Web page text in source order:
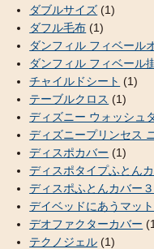
ダブルサイズ (1)
ダフル毛布 (1)
ダンフィル フィベール
ダンフィル フィベール
チャイルドシート (1)
テーブルクロス (1)
ディズニー ウォッシュ
ディズニープリンセス
ディスポカバー (1)
ディスポタイプふとん
ディスポふとんカバー
デイベッドにあうマッ
デオファクターカバー
テクノジェル (1)